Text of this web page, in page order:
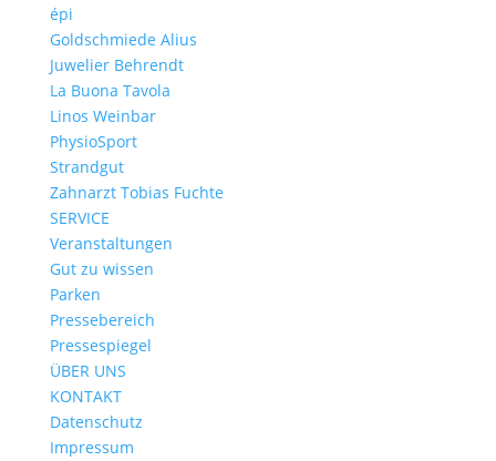
épi
Goldschmiede Alius
Juwelier Behrendt
La Buona Tavola
Linos Weinbar
PhysioSport
Strandgut
Zahnarzt Tobias Fuchte
SERVICE
Veranstaltungen
Gut zu wissen
Parken
Pressebereich
Pressespiegel
ÜBER UNS
KONTAKT
Datenschutz
Impressum